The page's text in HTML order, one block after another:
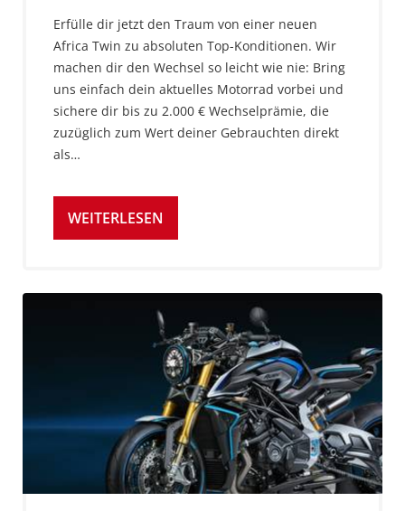
Erfülle dir jetzt den Traum von einer neuen
Africa Twin zu absoluten Top-Konditionen. Wir
machen dir den Wechsel so leicht wie nie: Bring
uns einfach dein aktuelles Motorrad vorbei und
sichere dir bis zu 2.000 € Wechselprämie, die
zuzüglich zum Wert deiner Gebrauchten direkt
als…
WEITERLESEN